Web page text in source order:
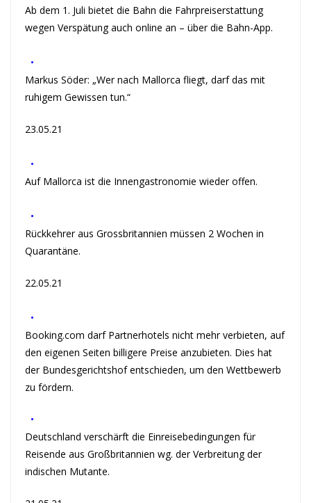
Ab dem 1. Juli bietet die Bahn die Fahrpreiserstattung
wegen Verspätung auch online an – über die Bahn-App.
•
Markus Söder: „Wer nach Mallorca fliegt, darf das mit
ruhigem Gewissen tun.“
23.05.21
•
Auf Mallorca ist die Innengastronomie wieder offen.
•
Rückkehrer aus Grossbritannien müssen 2 Wochen in
Quarantäne.
22.05.21
•
Booking.com darf Partnerhotels nicht mehr verbieten, auf
den eigenen Seiten billigere Preise anzubieten. Dies hat
der Bundesgerichtshof entschieden, um den Wettbewerb
zu fördern.
•
Deutschland verschärft die Einreisebedingungen für
Reisende aus Großbritannien wg. der Verbreitung der
indischen Mutante.